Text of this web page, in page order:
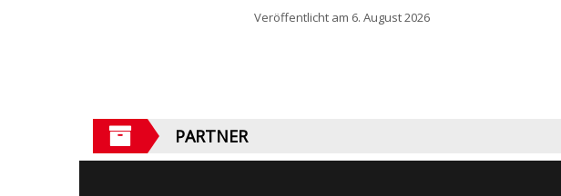
Veröffentlicht am 6. August 2026
PARTNER